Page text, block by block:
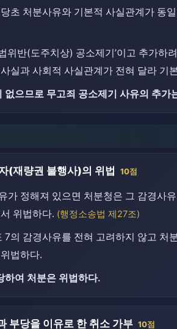
초 처분사유와 기본적 사실관계가 동
위반(도주치상) 공소제기’이고 추가하
실과 사회적 사실관계가 전혀 달라 기
없으므로 무고죄 공소제기 사유의 추가
(재량권 불행사)의 위법 10점
가 정해져 있으면 처분청은 그 감경사
위법하다. (행정소송법 제27조)
7의 감경사유를 전혀 고려하지 않고 처
법하다.
하여 처분은 위법하다.
부당을 이유로 한 취소 가부 10점